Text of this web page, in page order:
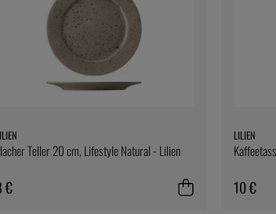
Teller 20 cm, Lifestyle Natural - Lilien
€
LILIEN
10 €